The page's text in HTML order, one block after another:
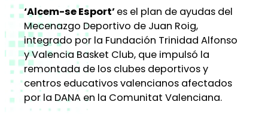
‘Alcem-se Esport’es el plan de ayudas del
Mecenazgo Deportivo de Juan Roig,
integrado por la Fundación Trinidad Alfonso
y Valencia Basket Club, que impulsó la
remontada de los clubes deportivos y
centros educativos valencianos afectados
por la DANA en la Comunitat Valenciana.